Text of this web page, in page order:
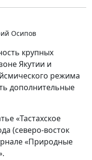
Осипов
крупных
Якутии и
режима
дополнительные
«Тастахское
(северо-восток
«Природные